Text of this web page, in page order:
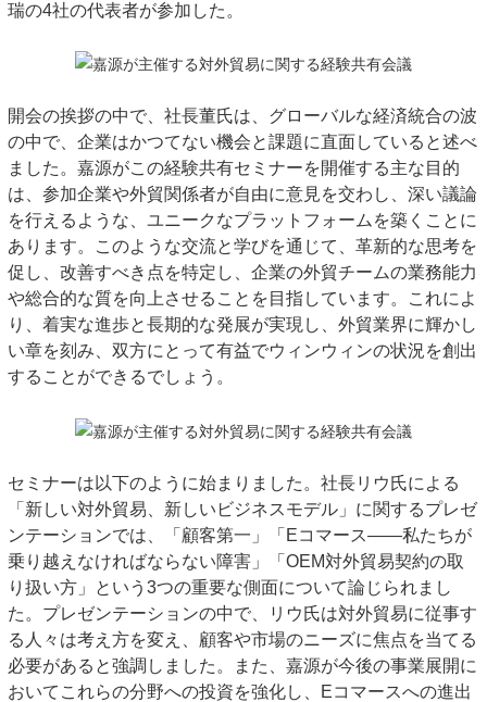
瑞の4社の代表者が参加した。
開会の挨拶の中で、 社長董氏は、グローバルな経済統合の波
の中で、企業はかつてない機会と課題に直面していると述べ
ました。嘉源がこの経験共有セミナーを開催する主な目的
は、参加企業や外貿関係者が自由に意見を交わし、深い議論
を行えるような、ユニークなプラットフォームを築くことに
あります。このような交流と学びを通じて、革新的な思考を
促し、改善すべき点を特定し、企業の外貿チームの業務能力
や総合的な質を向上させることを目指しています。これによ
り、着実な進歩と長期的な発展が実現し、外貿業界に輝かし
い章を刻み、双方にとって有益でウィンウィンの状況を創出
することができるでしょう。
セミナーは以下のように始まりました。 社長リウ氏による
「新しい対外貿易、新しいビジネスモデル」に関するプレゼ
ンテーションでは、「顧客第一」「Eコマース――私たちが
乗り越えなければならない障害」「OEM対外貿易契約の取
り扱い方」という3つの重要な側面について論じられまし
た。プレゼンテーションの中で、リウ氏は対外貿易に従事す
る人々は考え方を変え、顧客や市場のニーズに焦点を当てる
必要があると強調しました。また、嘉源が今後の事業展開に
おいてこれらの分野への投資を強化し、Eコマースへの進出